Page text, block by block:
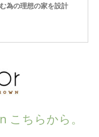
為の理想の家を設計
ちらから。